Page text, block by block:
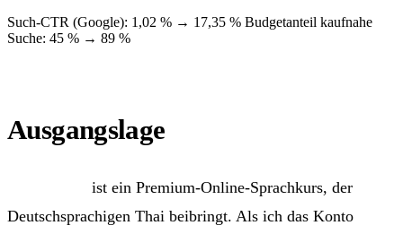
Such-CTR (Google): 1,02 % → 17,35 % Budgetanteil kaufnahe
Suche: 45 % → 89 %
Ausgangslage
ist ein Premium-Online-Sprachkurs, der
Deutschsprachigen Thai beibringt. Als ich das Konto